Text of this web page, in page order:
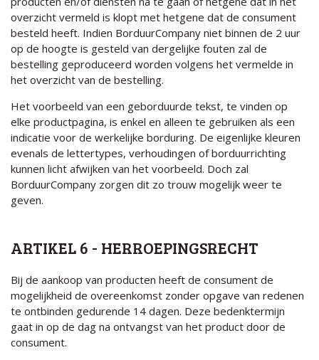
overzicht vermeld is klopt met hetgene dat de consument
besteld heeft. Indien BorduurCompany niet binnen de 2 uur
op de hoogte is gesteld van dergelijke fouten zal de
bestelling geproduceerd worden volgens het vermelde in
het overzicht van de bestelling.
Het voorbeeld van een geborduurde tekst, te vinden op
elke productpagina, is enkel en alleen te gebruiken als een
indicatie voor de werkelijke borduring. De eigenlijke kleuren
evenals de lettertypes, verhoudingen of borduurrichting
kunnen licht afwijken van het voorbeeld. Doch zal
BorduurCompany zorgen dit zo trouw mogelijk weer te
geven.
ARTIKEL 6 - HERROEPINGSRECHT
Bij de aankoop van producten heeft de consument de
mogelijkheid de overeenkomst zonder opgave van redenen
te ontbinden gedurende 14 dagen. Deze bedenktermijn
gaat in op de dag na ontvangst van het product door de
consument.